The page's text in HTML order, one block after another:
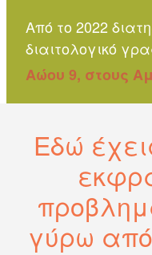
Από το 2022
διαιτολογικό
Αώου 9, στους
Εδώ
γύρω